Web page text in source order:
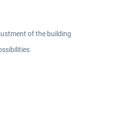
of the building